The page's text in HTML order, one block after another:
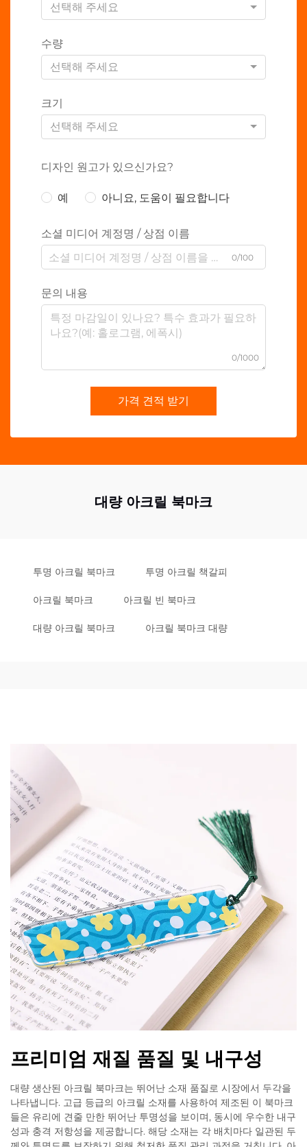
선택해 주세요
수량
선택해 주세요
크기
선택해 주세요
디자인 원고가 있으신가요?
예 아니요, 도움이 필요합니다
소셜 미디어 계정명 / 상점 이름
0/100
문의 내용
0/1000
가격 견적 받기
대량 아크릴 북마크
투명 아크릴 북마크 투명 아크릴 책갈피
아크릴 북마크 아크릴 빈 북마크
대량 아크릴 북마크 아크릴 북마크 대량
프리미엄 재질 품질 및 내구성
대량 생산된 아크릴 북마크는 뛰어난 소재 품질로 시장에서 두각을
나타냅니다. 고급 등급의 아크릴 소재를 사용하여 제조된 이 북마크
들은 유리에 견줄 만한 뛰어난 투명성을 보이며, 동시에 우수한 내구
성과 충격 저항성을 제공합니다. 해당 소재는 각 배치마다 일관된 두